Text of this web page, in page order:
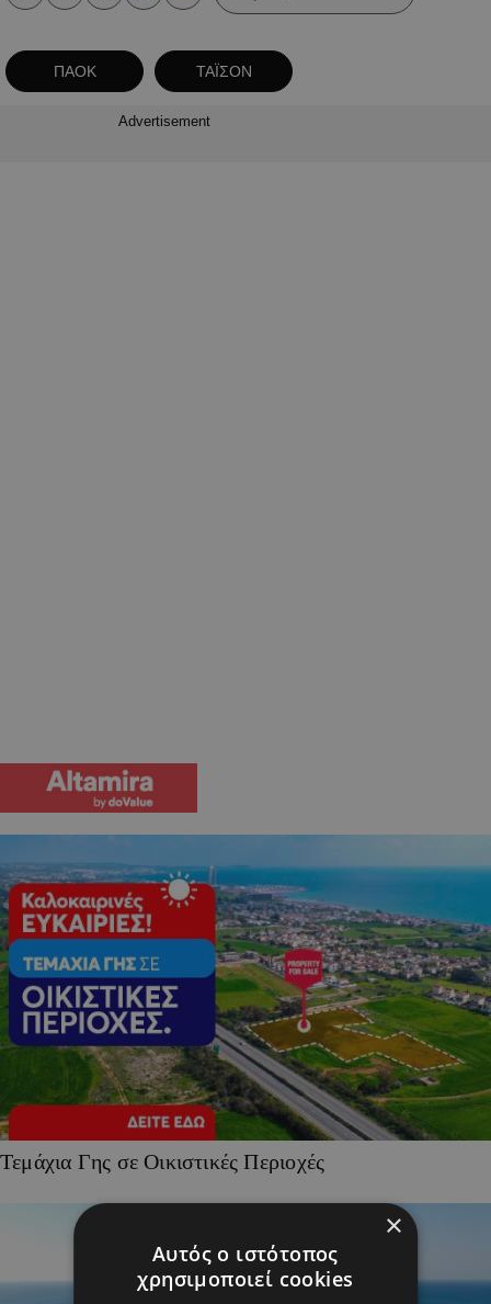
ΠΑΟΚ ΤΑΪΣΟΝ
Advertisement
Τεμάχια Γης σε Οικιστικές Περιοχές
×
Αυτός ο ιστότοπος
χρησιμοποιεί cookies